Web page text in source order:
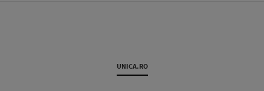
UNICA.RO